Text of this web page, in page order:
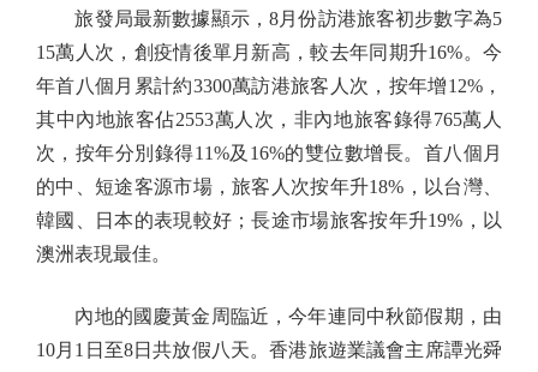
旅發局最新數據顯示，8月份訪港旅客初步數字為5
15萬人次，創疫情後單月新高，較去年同期升16%。今
年首八個月累計約3300萬訪港旅客人次，按年增12%，
其中內地旅客佔2553萬人次，非內地旅客錄得765萬人
次，按年分別錄得11%及16%的雙位數增長。首八個月
的中、短途客源市場，旅客人次按年升18%，以台灣、
韓國、日本的表現較好；長途市場旅客按年升19%，以
澳洲表現最佳。
內地的國慶黃金周臨近，今年連同中秋節假期，由
10月1日至8日共放假八天。香港旅遊業議會主席譚光舜